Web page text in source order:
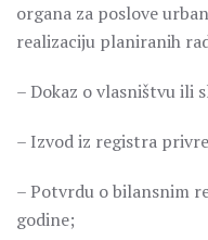
organa za poslove
realizaciju planiranih
– Dokaz o vlasništvu ili
– Izvod iz registra
– Potvrdu o bilansnim
godine;